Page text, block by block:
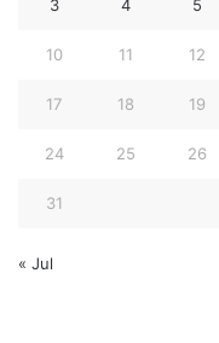
3 4 5
10 11 12
17 18 19
24 25 26
31
« Jul